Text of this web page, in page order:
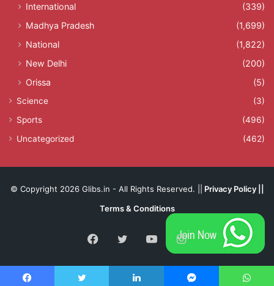
International
(339)
Madhya Pradesh
(1,699)
National
(1,822)
New Delhi
(200)
Orissa
(5)
Science
(3)
Sports
(496)
Uncategorized
(462)
© Copyright 2026 Glibs.in - All Rights Reserved. || Privacy Policy||
Terms & Conditions
Facebook
TwitterYouTubeInstagram